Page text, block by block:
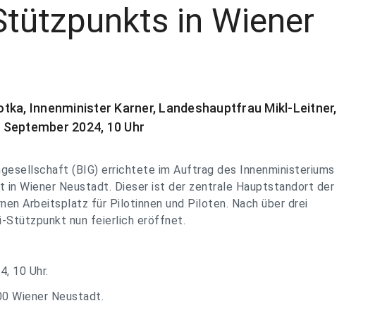
in Wiener
Innenminister Karner, Landeshauptfrau Mikl-Leitner,
2024, 10 Uhr
(BIG) errichtete im Auftrag des Innenministeriums
in Wiener Neustadt. Dieser ist der zentrale Hauptstandort der
Arbeitsplatz für Pilotinnen und Piloten. Nach über drei
Stützpunkt nun feierlich eröffnet.
10 Uhr.
Wiener Neustadt.